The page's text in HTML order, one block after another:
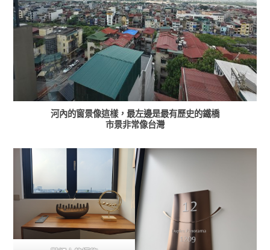
河內的窗景像這樣，最左邊是最有歷史的鐵橋
市景非常像台灣